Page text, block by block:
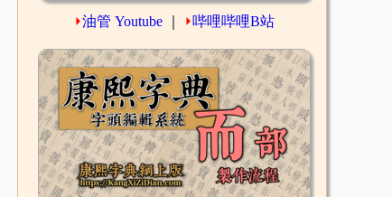
⏵油管 Youtube ⏵哔哩哔哩B站